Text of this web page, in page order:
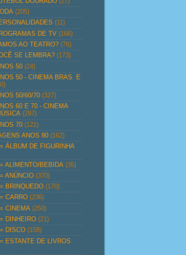
(205)
(11)
DE TV (166)
AO TEATRO? (76)
SE LEMBRA? (173)
50 (24)
50 - CINEMA BRAS. E
50/60/70 (327)
60 E 70 - CINEMA
(297)
70 (121)
ANOS 80 (162)
ÁLBUM DE FIGURINHA
ALIMENTO/BEBIDA (35)
ANÚNCIO (370)
BRINQUEDO (170)
CARRO (236)
CINEMA (250)
DINHEIRO (21)
DISCO (158)
ESTANTE DE LIVROS